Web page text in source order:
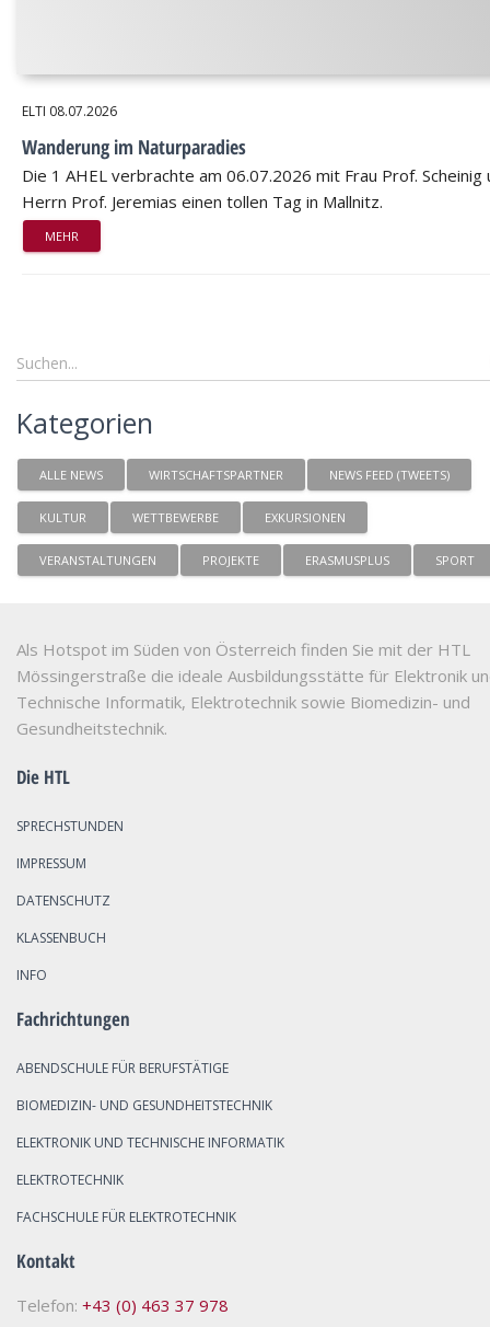
ELTI 08.07.2026
Wanderung im Naturparadies
Die 1 AHEL verbrachte am 06.07.2026 mit Frau Prof. Scheinig
Herrn Prof. Jeremias einen tollen Tag in Mallnitz.
MEHR
Kategorien
ALLE NEWS WIRTSCHAFTSPARTNER NEWS FEED (TWEETS)
KULTUR WETTBEWERBE EXKURSIONEN
VERANSTALTUNGEN PROJEKTE ERASMUSPLUS SPORT
Als Hotspot im Süden von Österreich finden Sie mit der HTL
Mössingerstraße die ideale Ausbildungsstätte für Elektronik
Technische Informatik, Elektrotechnik sowie Biomedizin- und
Gesundheitstechnik.
Die HTL
SPRECHSTUNDEN
IMPRESSUM
DATENSCHUTZ
KLASSENBUCH
INFO
Fachrichtungen
ABENDSCHULE FÜR BERUFSTÄTIGE
BIOMEDIZIN- UND GESUNDHEITSTECHNIK
ELEKTRONIK UND TECHNISCHE INFORMATIK
ELEKTROTECHNIK
FACHSCHULE FÜR ELEKTROTECHNIK
Kontakt
Telefon: +43 (0) 463 37 978